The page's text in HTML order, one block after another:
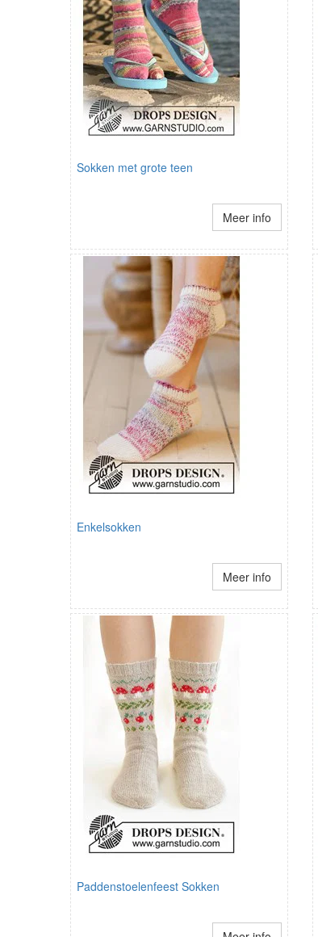
Sokken met grote teen
Meer info
Enkelsokken
Meer info
Paddenstoelenfeest Sokken